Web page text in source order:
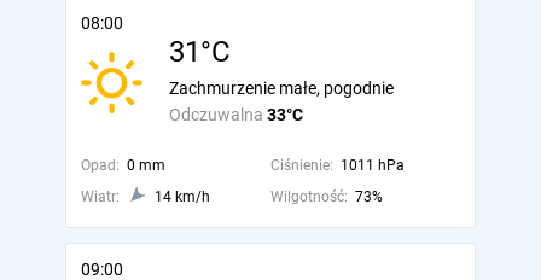
08:00
31°C
Odczuwalna 33°C
Zachmurzenie małe, pogodnie
Opad: 0 mm Ciśnienie: 1011 hPa
Wiatr:
14 km/h Wilgotność: 73%
09:00